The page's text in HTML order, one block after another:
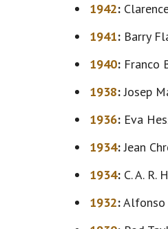
1942:
1941: Barry
1940: Franco
1938:Josep
1936: Eva
1934:Jean
1934: C. A.
1932:Alfonso